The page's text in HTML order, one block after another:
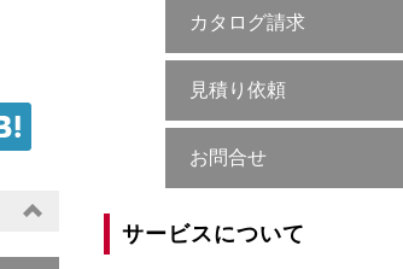
カタログ請求
見積り依頼
お問合せ
サービスについて